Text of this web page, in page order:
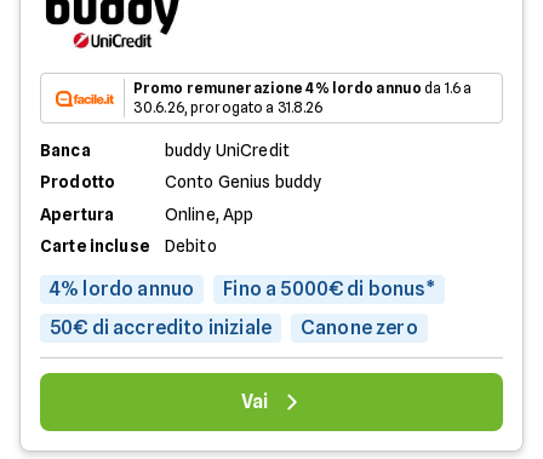
Promo remunerazione 4% lordo annuo da 1.6 a
30.6.26, prorogato a 31.8.26
Banca
buddy UniCredit
Prodotto
Conto Genius buddy
Apertura
Online, App
Carte incluse
Debito
4% lordo annuo
Fino a 5000€ di bonus*
50€ di accredito iniziale
Canone zero
Vai